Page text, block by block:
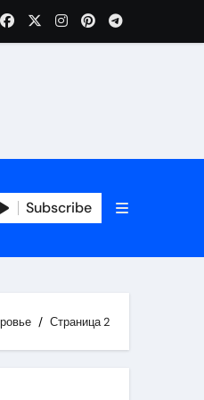
Subscribe
Страница 2